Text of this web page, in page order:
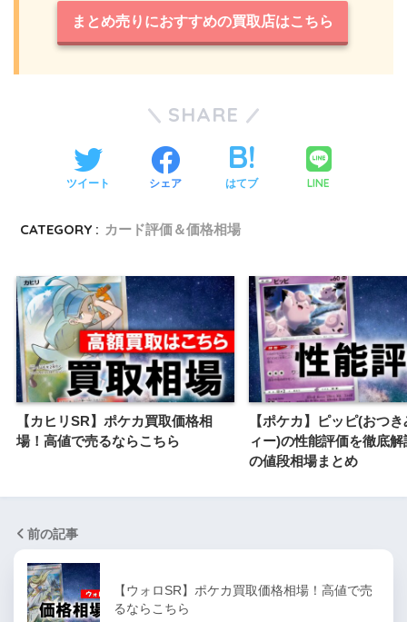
まとめ売りにおすすめの買取店はこちら
SHARE
ツイート シェア はてブ LINE
CATEGORY : カード評価＆価格相場
【カヒリSR】ポケカ買取価格相
場！高値で売るならこちら
【ポケカ】ピッピ(おつ
ィー)の性能評価を徹底
の値段相場まとめ
前の記事
【ウォロSR】ポケカ買取価格相場！高値で売
るならこちら